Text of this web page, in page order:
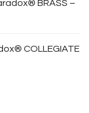
BRASS –
COLLEGIATE